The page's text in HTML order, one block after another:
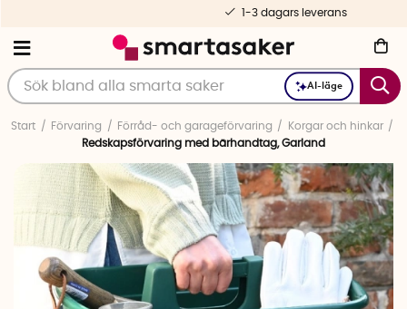
AI-läge
1-3 dagars leverans
Start Förvaring Förråd- och garageförvaring
Korgar och hinkar
Redskapsförvaring med bärhandtag, Garland